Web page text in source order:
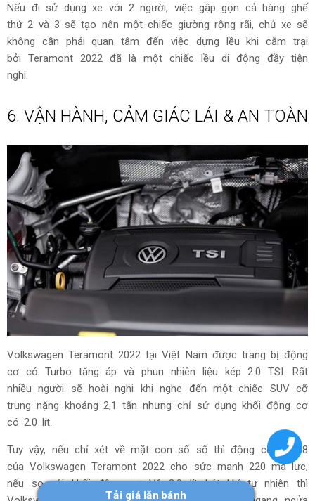
Nếu đi sử dụng xe với 2 người, việc gập gọn cả hàng ghế
thứ 2 và 3 sẽ tạo nên một chiếc giường rộng rãi, chủ xe sẽ
không cần phải quan tâm đến việc dựng lều khi cắm trại
bởi Teramont 2022 đã là một chiếc lều di động đầy tiện
nghi.
6. VẬN HÀNH, CẢM GIÁC LÁI & AN TOÀN
Volkswagen Teramont 2022 tại Việt Nam được trang bị động
cơ có Turbo tăng áp và phun nhiên liệu kép 2.0 TSI. Rất
nhiều người sẽ hoài nghi khi nghe đến một chiếc SUV cỡ
trung nặng khoảng 2,1 tấn nhưng chỉ sử dụng khối động cơ
có 2.0 lít.
Tuy vậy, nếu chỉ xét về mặt con số số thì động cơ EA888
của Volkswagen Teramont 2022 cho sức mạnh 220 mã lực,
nếu so với khối động cơ V6 3.0 lít hút khí tự nhiên thì
Tải giá lăn bánh